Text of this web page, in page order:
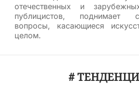
отечественных и
публицистов, поднимает
вопросы, касающиеся
целом.
#